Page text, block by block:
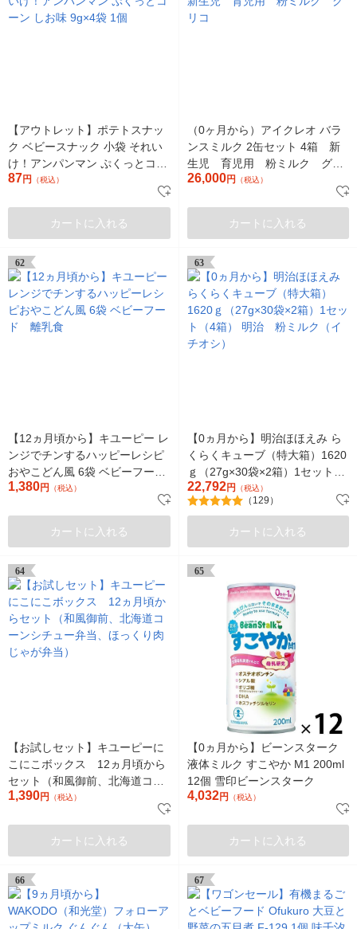
【アウトレット】ポテトスナッ
ク ベビースナック 小袋 それい
け！アンパンマン ぷくっとコー
ン しお味 9g×4袋 1個
87円 （税込）
カートに入れる
（0ヶ月から）アイクレオ バラ
ンスミルク 2缶セット 4箱 新
生児 育児用 粉ミルク グリ
コ
26,000円 （税込）
カートに入れる
62
【12ヵ月頃から】キユーピー レ
ンジでチンするハッピーレシピ
おやこどん風 6袋 ベビーフー
ド 離乳食
1,380円 （税込）
カートに入れる
63
【0ヵ月から】明治ほほえみ ら
くらくキューブ（特大箱）1620
ｇ（27g×30袋×2箱）1セット
（4箱） 明治 粉ミルク（イチ
オシ）
22,792円 （税込）
（129）
カートに入れる
64
【お試しセット】キユーピーに
こにこボックス 12ヵ月頃から
セット（和風御前、北海道コー
ンシチュー弁当、ほっくり肉じ
1,390円 （税込）
カートに入れる
65
【0ヵ月から】ビーンスターク
液体ミルク すこやか M1 200ml
12個 雪印ビーンスターク
4,032円 （税込）
カートに入れる
66 67